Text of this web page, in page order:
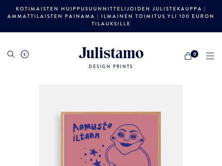
KOTIMAISTEN HUIPPUSUUNNITTELIJOIDEN JULISTEKAUPPA |
AMMATTILAISTEN PAINAMA | ILMAINEN TOIMITUS YLI 100 EURON
TILAUKSILLE
Julistamo
DESIGN PRINTS
0